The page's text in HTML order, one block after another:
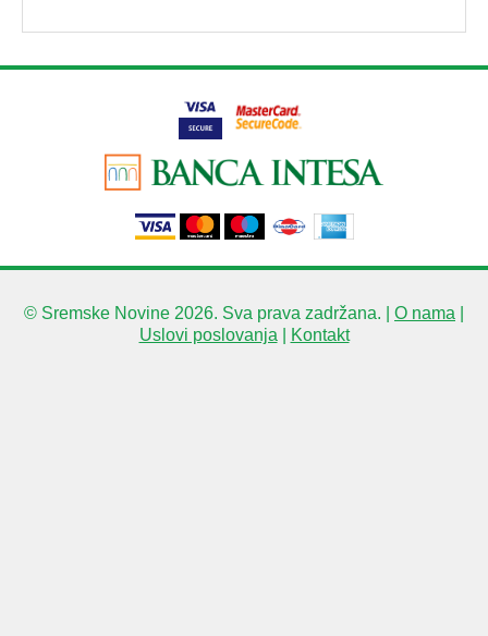
© Sremske Novine 2026. Sva prava zadržana. | O nama
Uslovi poslovanja
Kontakt